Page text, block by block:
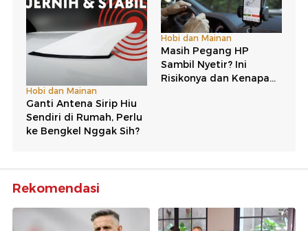
Rekomendasi